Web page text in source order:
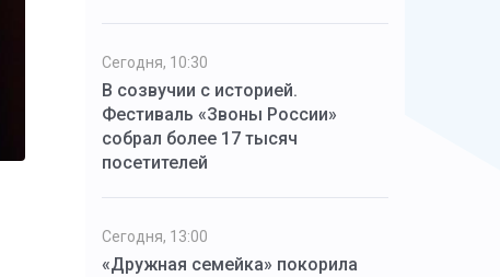
Сегодня, 10:30
В созвучии с историей.
Фестиваль «Звоны России»
собрал более 17 тысяч
посетителей
Сегодня, 13:00
«Дружная семейка» покорила